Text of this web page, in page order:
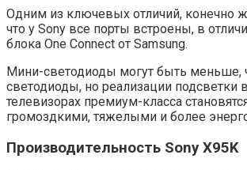
Одним из ключевых отличий, конечно
что у Sony все порты встроены, в
блока One Connect от Samsung.
Мини-светодиоды могут быть
светодиоды, но реализации подсветки
телевизорах премиум-класса
громоздкими, тяжелыми и более
Производительность Sony X95K